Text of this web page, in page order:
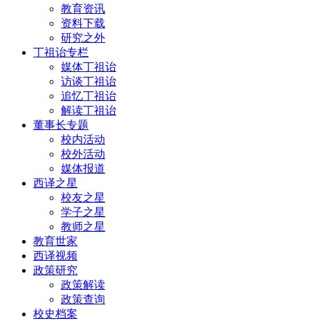
教育资讯
资料下载
研究之外
丁祖诒专栏
媒体丁祖诒
访谈丁祖诒
追忆丁祖诒
解读丁祖诒
董事长专题
校内活动
校外活动
媒体报道
西译之星
校友之星
学子之星
教师之星
教育世家
西译视频
政策研究
政策解读
政策查询
校史档案